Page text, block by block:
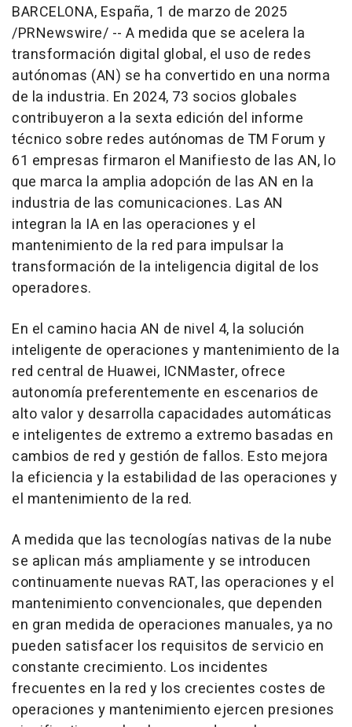
BARCELONA, España, 1 de marzo de 2025
/PRNewswire/ -- A medida que se acelera la
transformación digital global, el uso de redes
autónomas (AN) se ha convertido en una norma
de la industria. En 2024, 73 socios globales
contribuyeron a la sexta edición del informe
técnico sobre redes autónomas de TM Forum y
61 empresas firmaron el Manifiesto de las AN, lo
que marca la amplia adopción de las AN en la
industria de las comunicaciones. Las AN
integran la IA en las operaciones y el
mantenimiento de la red para impulsar la
transformación de la inteligencia digital de los
operadores.
En el camino hacia AN de nivel 4, la solución
inteligente de operaciones y mantenimiento de la
red central de Huawei, ICNMaster, ofrece
autonomía preferentemente en escenarios de
alto valor y desarrolla capacidades automáticas
e inteligentes de extremo a extremo basadas en
cambios de red y gestión de fallos. Esto mejora
la eficiencia y la estabilidad de las operaciones y
el mantenimiento de la red.
A medida que las tecnologías nativas de la nube
se aplican más ampliamente y se introducen
continuamente nuevas RAT, las operaciones y el
mantenimiento convencionales, que dependen
en gran medida de operaciones manuales, ya no
pueden satisfacer los requisitos de servicio en
constante crecimiento. Los incidentes
frecuentes en la red y los crecientes costes de
operaciones y mantenimiento ejercen presiones